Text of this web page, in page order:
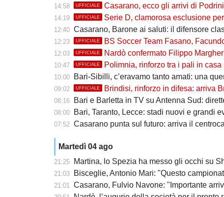
14:58 UFFICIALE Casarano, ecco gli arrivi di
14:19 UFFICIALE Serie D, clamorosa esclusione
12:40 Casarano, Barone ai saluti: il difensore classe
12:23 UFFICIALE BS Soccer Team Fasano, Facundo
12:03 UFFICIALE Nardò confermato Filippo
10:47 UFFICIALE Polimnia, rinforzo tra i pali in casa
10:00 Bari-Sibilli, c’eravamo tanto amati: una
09:02 UFFICIALE Brindisi, rinforzo in difesa: arriva
08:16 Bari e Barletta in TV su Antenna Sud: dirette e
08:00 Bari, Taranto, Lecce: stadi nuovi e grandi eventi
07:52 Casarano punta sul futuro: arriva il
Martedì 04 ago
21:25 Martina, lo Spezia ha messo gli occhi su
21:03 Bisceglie, Antonio Mari: "Questo campionato di
21:01 Casarano, Fulvio Navone: "Importante arrivare il